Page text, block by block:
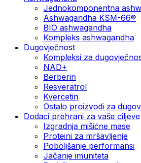
Jednokomponentna
Ashwagandha KSM-66®
BIO ashwagandha
Kompleks ashwagandha
Dugovječnost
Kompleksi za
NAD+
Berberin
Resveratrol
Kvercetin
Ostalo proizvodi za
Dodaci prehrani za vaše ciljeve
Izgradnja mišićne mase
Proteini za mršavljenje
Poboljšanje performansi
Jačanje imuniteta